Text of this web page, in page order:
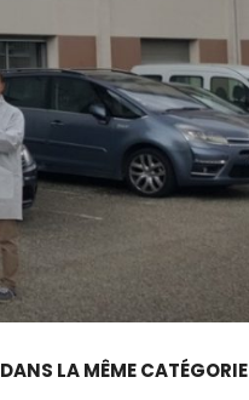
DANS LA MÊME CATÉGORIE